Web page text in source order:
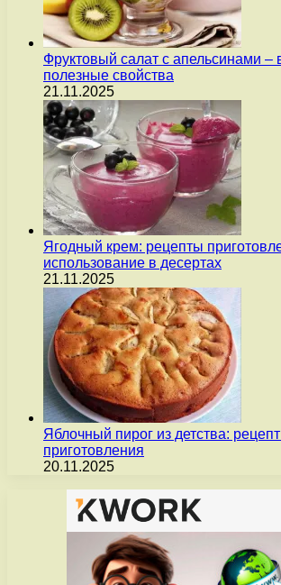
Фруктовый салат с апельсинами –
полезные свойства
21.11.2025
Ягодный крем: рецепты
использование в десертах
21.11.2025
Яблочный пирог из детства:
приготовления
20.11.2025